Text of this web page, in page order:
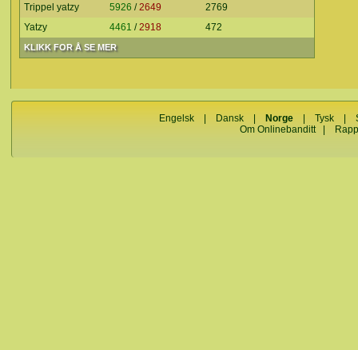
KLIKK FOR Å SE MER
Trippel yatzy
5926 /2649
2769
Yatzy
4461 /2918 472
Engelsk Dansk Norge |Tysk |
Om Onlinebanditt|